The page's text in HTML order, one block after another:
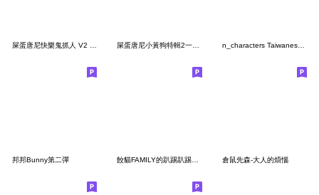
n_characters Taiwanese ver. 2
邦邦Bunny第二彈 倉鼠先森-大人的煩惱